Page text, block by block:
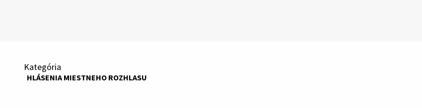
Kategória
HLÁSENIA MIESTNEHO ROZHLASU